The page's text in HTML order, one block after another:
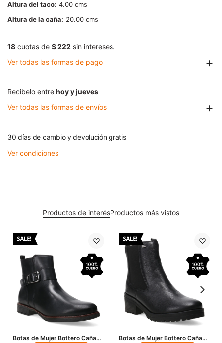
Altura del taco 4.00
Altura de la caña
20.00
18 cuotas de $ 222 sin intereses.
Ver todas las formas de pago
Recibelo entre hoy y jueves
Ver todas las formas de envíos
30 días de cambio y devolución gratis
Ver condiciones
Productos de interésProductos más vistos
Botas de Mujer Bottero Caña
Botas de Mujer Bottero Caña